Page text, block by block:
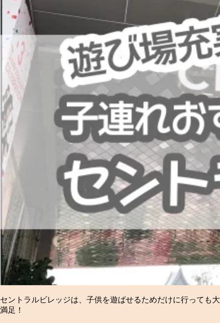
セントラルビレッジは、子供を遊ばせるためだけに行っても大
満足！